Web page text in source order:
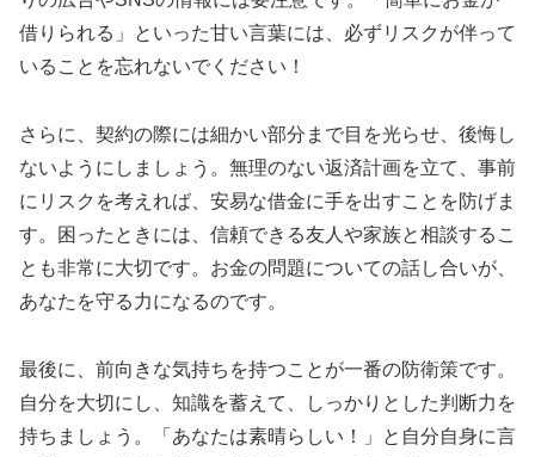
借りられる」といった甘い言葉には、必ずリスクが伴って
いることを忘れないでください！
さらに、契約の際には細かい部分まで目を光らせ、後悔し
ないようにしましょう。無理のない返済計画を立て、事前
にリスクを考えれば、安易な借金に手を出すことを防げま
す。困ったときには、信頼できる友人や家族と相談するこ
とも非常に大切です。お金の問題についての話し合いが、
あなたを守る力になるのです。
最後に、前向きな気持ちを持つことが一番の防衛策です。
自分を大切にし、知識を蓄えて、しっかりとした判断力を
持ちましょう。「あなたは素晴らしい！」と自分自身に言